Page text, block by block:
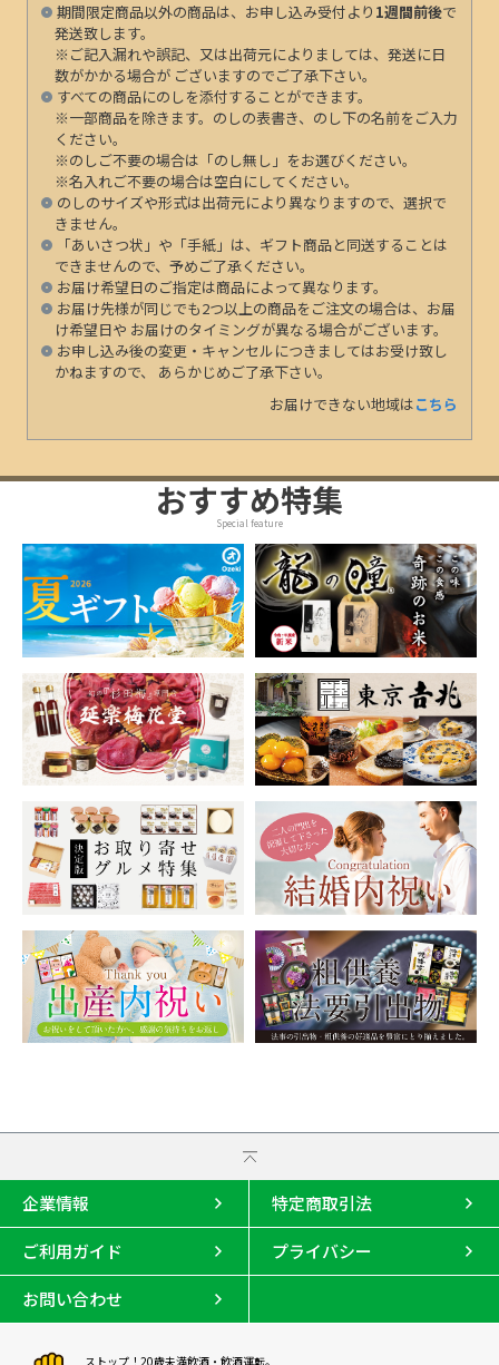
期間限定商品以外の商品は、お申し込み受付より 1週間前後で
発送致します。
※ご記入漏れや誤記、又は出荷元によりましては、発送に日
数がかかる場合が ございますのでご了承下さい。
すべての商品にのしを添付することができます。
※一部商品を除きます。のしの表書き、のし下の名前をご入力
ください。
※のしご不要の場合は「のし無し」をお選びください。
※名入れご不要の場合は空白にしてください。
のしのサイズや形式は出荷元により異なりますので、選択で
きません。
「あいさつ状」や「手紙」は、ギフト商品と同送することは
できませんので、予めご了承ください。
お届け希望日のご指定は商品によって異なります。
お届け先様が同じでも2つ以上の商品をご注文の場合は、お届
け希望日や お届けのタイミングが異なる場合がございます。
お申し込み後の変更・キャンセルにつきましてはお受け致し
かねますので、 あらかじめご了承下さい。
お届けできない地域はこちら
おすすめ特集
Special feature
企業情報 特定商取引法
ご利用ガイド プライバシー
お問い合わせ
ストップ！20歳未満飲酒・飲酒運転。